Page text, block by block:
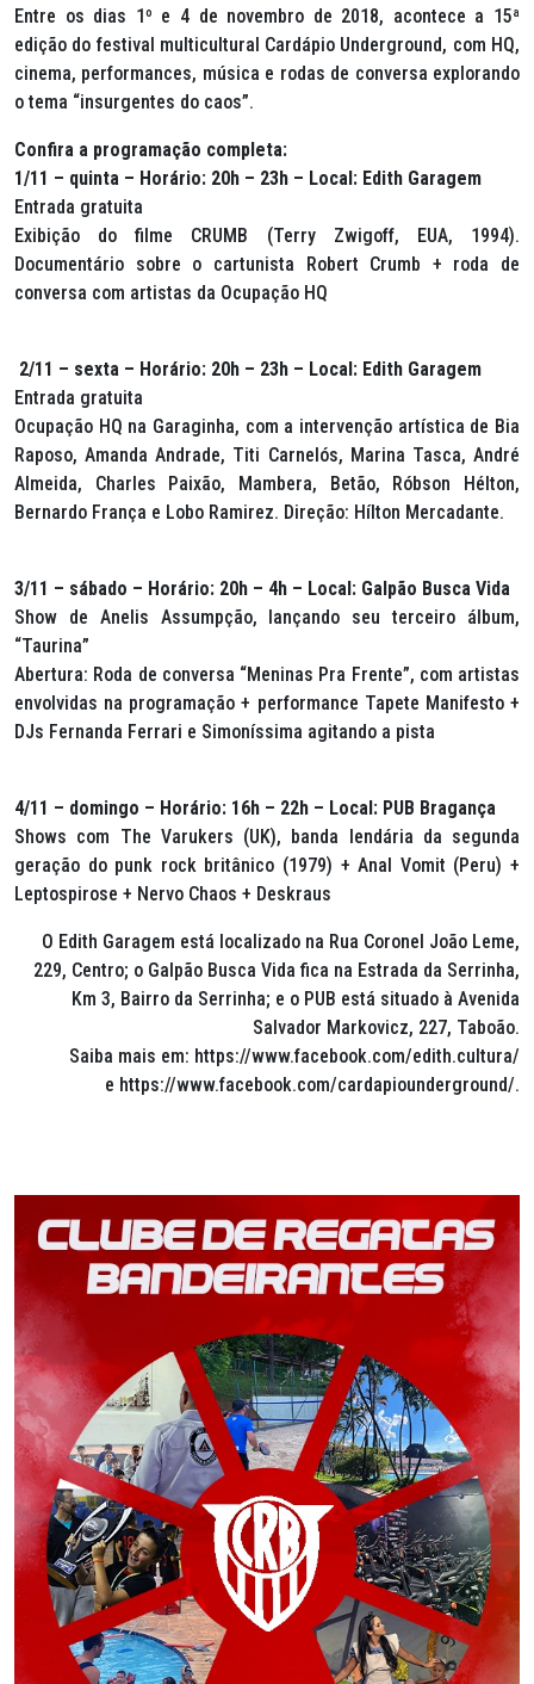
Entre os dias 1º e 4 de novembro de 2018, acontece a 15ª
edição do festival multicultural Cardápio Underground, com HQ,
cinema, performances, música e rodas de conversa explorando
o tema “insurgentes do caos”.
Confira a programação completa:
1/11 – quinta – Horário: 20h – 23h – Local: Edith Garagem
Entrada gratuita
Exibição do filme CRUMB (Terry Zwigoff, EUA, 1994).
Documentário sobre o cartunista Robert Crumb + roda de
conversa com artistas da Ocupação HQ
2/11 – sexta – Horário: 20h – 23h – Local: Edith Garagem
Entrada gratuita
Ocupação HQ na Garaginha, com a intervenção artística de Bia
Raposo, Amanda Andrade, Titi Carnelós, Marina Tasca, André
Almeida, Charles Paixão, Mambera, Betão, Róbson Hélton,
Bernardo França e Lobo Ramirez. Direção: Hílton Mercadante.
3/11 – sábado – Horário: 20h – 4h – Local: Galpão Busca Vida
Show de Anelis Assumpção, lançando seu terceiro álbum,
“Taurina”
Abertura: Roda de conversa “Meninas Pra Frente”, com artistas
envolvidas na programação + performance Tapete Manifesto +
DJs Fernanda Ferrari e Simoníssima agitando a pista
4/11 – domingo – Horário: 16h – 22h – Local: PUB Bragança
Shows com The Varukers (UK), banda lendária da segunda
geração do punk rock britânico (1979) + Anal Vomit (Peru) +
Leptospirose + Nervo Chaos + Deskraus
O Edith Garagem está localizado na Rua Coronel João Leme,
229, Centro; o Galpão Busca Vida fica na Estrada da Serrinha,
Km 3, Bairro da Serrinha; e o PUB está situado à Avenida
Salvador Markovicz, 227, Taboão.
Saiba mais em: https://www.facebook.com/edith.cultura/
e https://www.facebook.com/cardapiounderground/.